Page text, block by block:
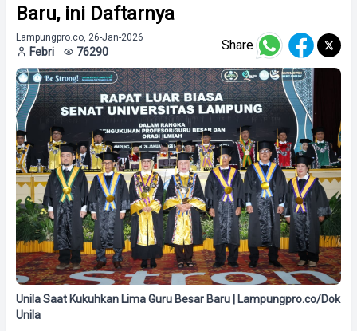
Baru, ini Daftarnya
Lampungpro.co, 26-Jan-2026
Febri 76290 Share
Unila Saat Kukuhkan Lima Guru Besar Baru | Lampungpro.co/Dok
Unila